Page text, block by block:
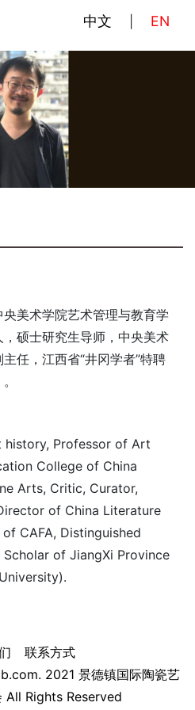
中文 EN
美术学院艺术管理与教育学
硕士研究生导师，中央美术
任，江西省“井冈学者”特聘
Professor of Art
College of China
Arts, Critic, Curator,
of China Literature
CAFA, Distinguished
of JiangXi Province
联系方式
2021 景德镇国际陶瓷艺
All Rights Reserved